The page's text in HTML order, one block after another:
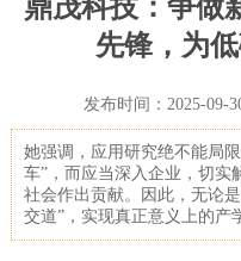
鼎茂科技：争做
先锋，为
发布时间：2025-
她强调，应用研究绝不能局
车”，而应当深入企业，切实
社会作出贡献。因此，无论
交道”，实现真正意义上的产